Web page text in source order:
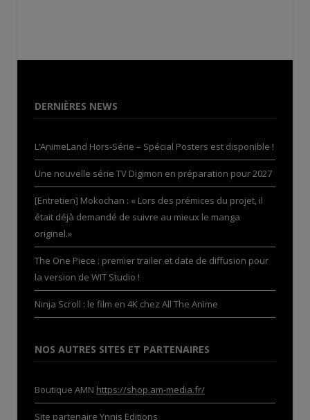
DERNIÈRES NEWS
L’AnimeLand Hors-Série – Spécial Posters est disponible !
Une nouvelle série TV Digimon en préparation pour 2027
[Entretien] Mokochan : « Lors des prémices du projet, il
était déjà demandé de suivre au mieux le manga
originel.»
The One Piece : premier trailer et date de diffusion pour
la version de WIT Studio !
Ninja Scroll : le film en 4K chez All The Anime
NOS AUTRES SITES ET PARTENAIRES
Boutique AMN https://shop.am-media.fr/
Site partenaire Ynnis Editions